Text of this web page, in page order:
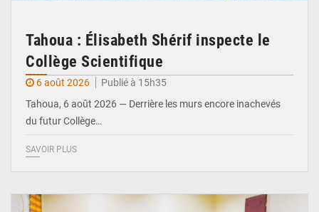
Tahoua : Élisabeth Shérif inspecte le
Collège Scientifique
6 août 2026
Publié à 15h35
Tahoua, 6 août 2026 — Derrière les murs encore inachevés
du futur Collège…
SAVOIR PLUS